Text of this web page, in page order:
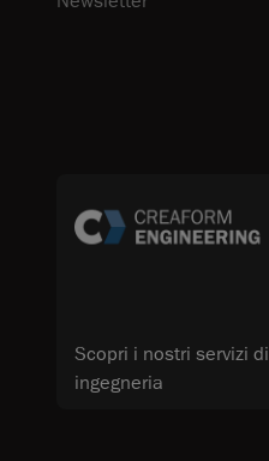
Scopri i nostri servizi di
ingegneria